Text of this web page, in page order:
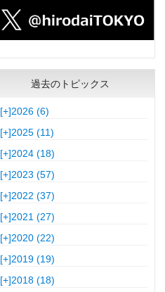
過去のトピックス
[+]2026 (6)
[+]2025 (11)
[+]2024 (18)
[+]2023 (57)
[+]2022 (37)
[+]2021 (27)
[+]2020 (22)
[+]2019 (19)
[+]2018 (18)